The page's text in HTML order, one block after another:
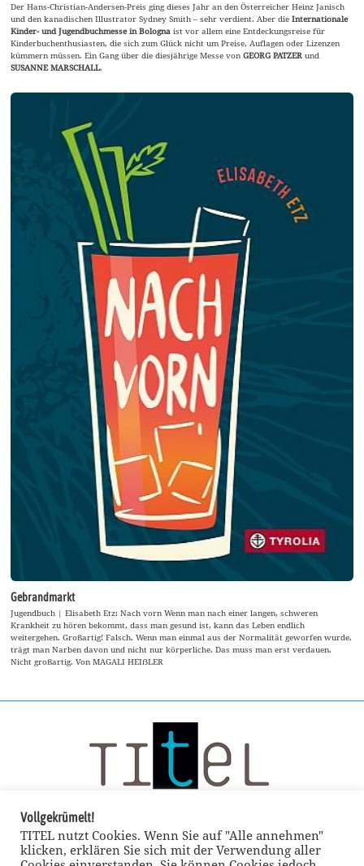
Der Hans-Christian-Andersen-Preis ging dieses Jahr an den Österreicher Heinz Janisch
und den kanadischen Illustrator Sydney Smith – sehr verdient. Aber dieInternationale
Kinder- und Jugendbuchmesse in Bologna ist vor allem eine Entdeckungsreise für
Kinderbuchenthusiasten, die sich zum Glück nicht um Preise, Auflagen oder Lizenzen
kümmern müssen. Ein Gang über die diesjährige Messe vonGEORG PATZERund
SUSANNE MARSCHALL.
Gebrandmarkt
Jugendbuch | Elisabeth Etz: Nach vorn Wenn man nach einer langen, schweren
Krankheit zu hören bekommt, dass man gesund ist, kann das Leben endlich
weitergehen. Großartig! Falsch. Wenn man einmal aus der Normalität geworfen wurde,
trägt man Narben davon und nicht nur körperliche. Das muss man erst verdauen.
Nicht großartig. Von MAGALI HEIẞLER
Vollgekrümelt!
TITEL nutzt Cookies. Wenn Sie auf "Alle annehmen"
klicken, erklären Sie sich mit der Verwendung aller